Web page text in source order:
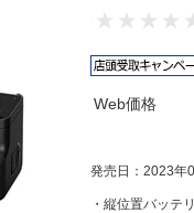
Web価格
発売日：2023年
・縦位置バッテ